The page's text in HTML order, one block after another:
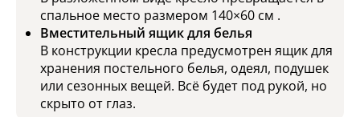
спальное место размером 140×60 см .
Вместительный ящик для белья
В конструкции кресла предусмотрен ящик для
хранения постельного белья, одеял, подушек
или сезонных вещей. Всё будет под рукой, но
скрыто от глаз.